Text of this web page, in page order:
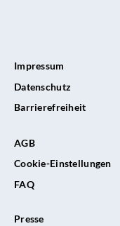
Impressum
Datenschutz
Barrierefreiheit
AGB
Cookie-Einstellungen
FAQ
Presse